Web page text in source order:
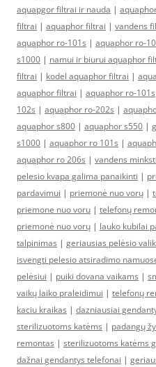
aquapgor filtrai ir nauda |
filtrai | aquaphor filtrai | vandens
aquaphor ro-101s | aquaphor ro-
s1000 | namui ir biurui aquaphor
filtrai | kodel aquaphor filtrai |
aquaphor filtrai | aquaphor ro-101s
102s | aquaphor ro-202s |
aquaphor s800 | aquaphor s550 |
s1000 | aquaphor ro 101s |
aquaphor ro 206s | vandens
pelesio kvapa galima panaikinti |
pardavimui | priemonė nuo vorų |
priemone nuo voru | telefonų
priemonė nuo vorų | lauko kubilai
talpinimas | geriausias pelėsio
isvengti pelesio atsiradimo
pelėsiui | puiki dovana vaikams |
vaikų laiko praleidimui | telefonų
kaciu kraikas | dazniausiai
sterilizuotoms katėms | padangų
remontas | sterilizuotoms katėms
dažnai gendantys telefonai |